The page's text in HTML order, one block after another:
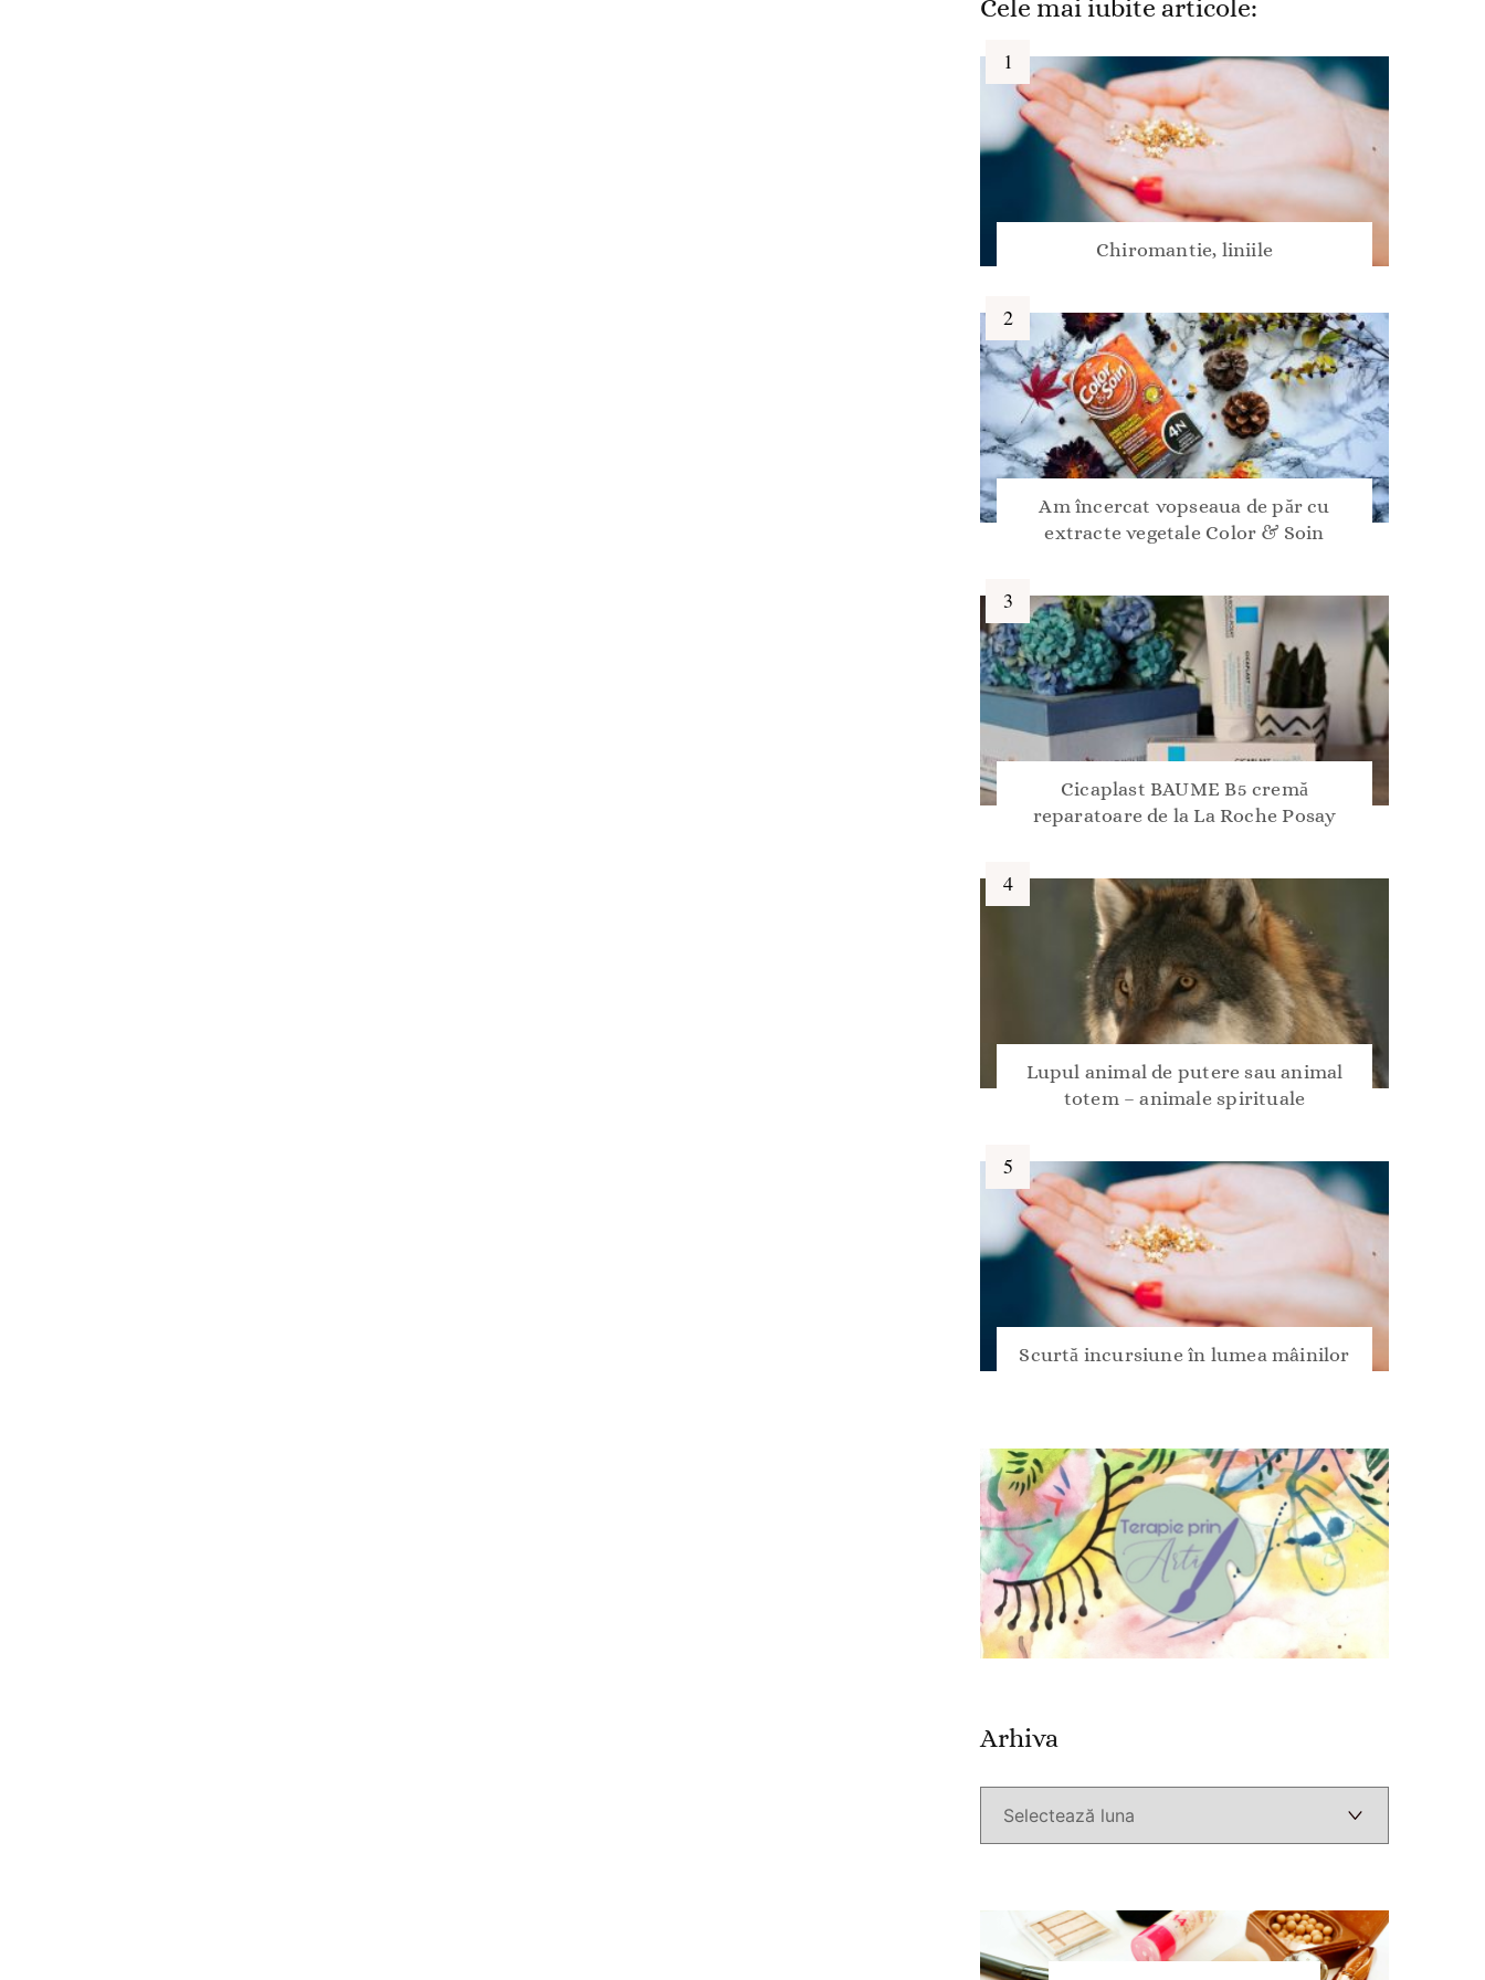
Cele mai iubite articole:
Chiromantie, liniile
Am încercat vopseaua de păr cu
extracte vegetale Color & Soin
Cicaplast BAUME B5 cremă
reparatoare de la La Roche Posay
Lupul animal de putere sau animal
totem – animale spirituale
Scurtă incursiune în lumea mâinilor
Arhiva